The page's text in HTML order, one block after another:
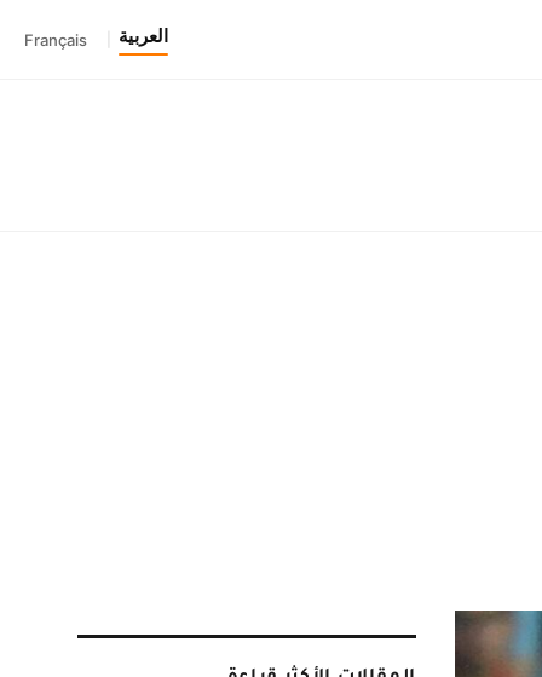
العربية Français